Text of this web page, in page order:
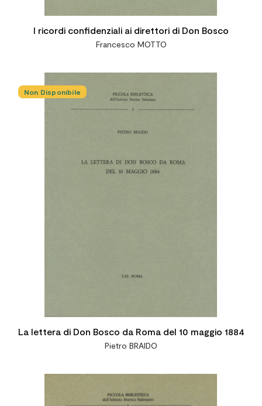
I ricordi confidenziali ai direttori di Don Bosco
Francesco MOTTO
Non Disponibile
La lettera di Don Bosco da Roma del 10 maggio 1884
Pietro BRAIDO